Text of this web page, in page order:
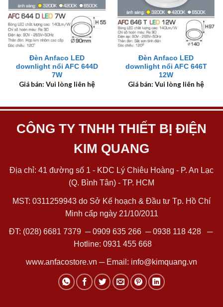
Đèn Anfaco LED
downlight nổi AFC 644D
7W
Giá bán: Vui lòng liên hệ
Đèn Anfaco LED
downlight nổi AFC 646T
12W
Giá bán: Vui lòng liên hệ
CÔNG TY TNHH THIẾT BỊ ĐIỆN
KIM QUANG
Địa chỉ: 41 đường số 1 - KDC Lý Chiêu Hoàng - P. An Lạc
(Q. Bình Tân) - TP. HCM
MST: 0311259943 do Sở Kế hoạch & Đầu tư Tp. Hồ Chí
Minh cấp ngày 21/10/2011
ĐT: (028) 6681 7379 ─0909 635 266─0938 118 428─
Hotline: 0931 455 668
www.anfacostore.vn ─ Email: info@kimquang.vn